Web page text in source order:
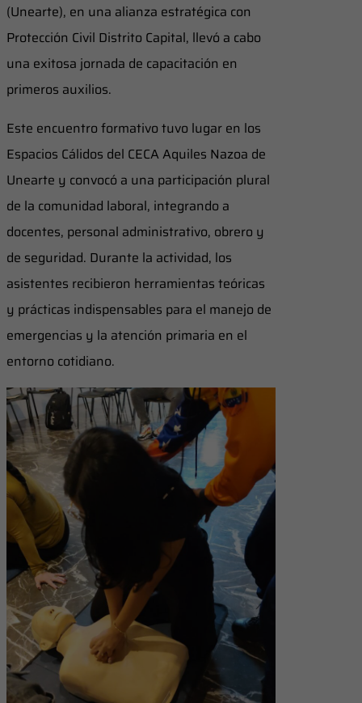
(Unearte), en una alianza estratégica con
Protección Civil Distrito Capital, llevó a cabo
una exitosa jornada de capacitación en
primeros auxilios.
Este encuentro formativo tuvo lugar en los
Espacios Cálidos del CECA Aquiles Nazoa de
Unearte y convocó a una participación plural
de la comunidad laboral, integrando a
docentes, personal administrativo, obrero y
de seguridad. Durante la actividad, los
asistentes recibieron herramientas teóricas
y prácticas indispensables para el manejo de
emergencias y la atención primaria en el
entorno cotidiano.